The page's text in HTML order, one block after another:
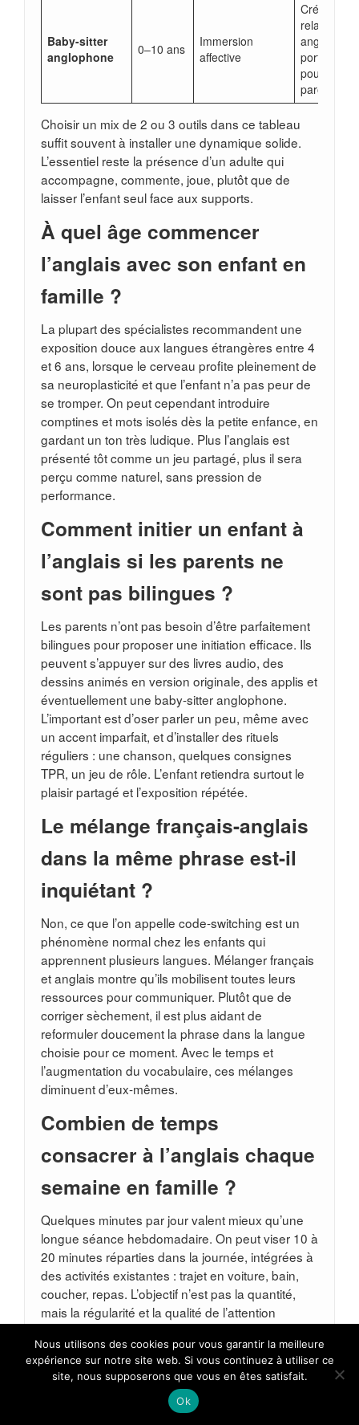
Baby-sitter
anglophone
0–10 ans
Immersion
affective
Crée une
relation en
anglais,
porteuse
pour la
parole 💬
Choisir un mix de 2 ou 3 outils dans ce tableau
suffit souvent à installer une dynamique solide.
L’essentiel reste la présence d’un adulte qui
accompagne, commente, joue, plutôt que de
laisser l’enfant seul face aux supports.
À quel âge commencer
l’anglais avec son enfant en
famille ?
La plupart des spécialistes recommandent une
exposition douce aux langues étrangères entre 4
et 6 ans, lorsque le cerveau profite pleinement de
sa neuroplasticité et que l’enfant n’a pas peur de
se tromper. On peut cependant introduire
comptines et mots isolés dès la petite enfance, en
gardant un ton très ludique. Plus l’anglais est
présenté tôt comme un jeu partagé, plus il sera
perçu comme naturel, sans pression de
performance.
Comment initier un enfant à
l’anglais si les parents ne
sont pas bilingues ?
Les parents n’ont pas besoin d’être parfaitement
bilingues pour proposer une initiation efficace. Ils
peuvent s’appuyer sur des livres audio, des
dessins animés en version originale, des applis et
éventuellement une baby-sitter anglophone.
L’important est d’oser parler un peu, même avec
un accent imparfait, et d’installer des rituels
réguliers : une chanson, quelques consignes
TPR, un jeu de rôle. L’enfant retiendra surtout le
plaisir partagé et l’exposition répétée.
Le mélange français-anglais
dans la même phrase est-il
inquiétant ?
Non, ce que l’on appelle code-switching est un
phénomène normal chez les enfants qui
apprennent plusieurs langues. Mélanger français
et anglais montre qu’ils mobilisent toutes leurs
ressources pour communiquer. Plutôt que de
corriger sèchement, il est plus aidant de
reformuler doucement la phrase dans la langue
choisie pour ce moment. Avec le temps et
l’augmentation du vocabulaire, ces mélanges
diminuent d’eux-mêmes.
Combien de temps
consacrer à l’anglais chaque
semaine en famille ?
Quelques minutes par jour valent mieux qu’une
longue séance hebdomadaire. On peut viser 10 à
20 minutes réparties dans la journée, intégrées à
des activités existantes : trajet en voiture, bain,
coucher, repas. L’objectif n’est pas la quantité,
mais la régularité et la qualité de l’attention
rires, rend ces courtes expositions très efficaces.
Faut-il craindre que
l’apprentissage de l’anglais
Nous utilisons des cookies pour vous garantir la meilleure
expérience sur notre site web. Si vous continuez à utiliser ce
site, nous supposerons que vous en êtes satisfait.
Ok